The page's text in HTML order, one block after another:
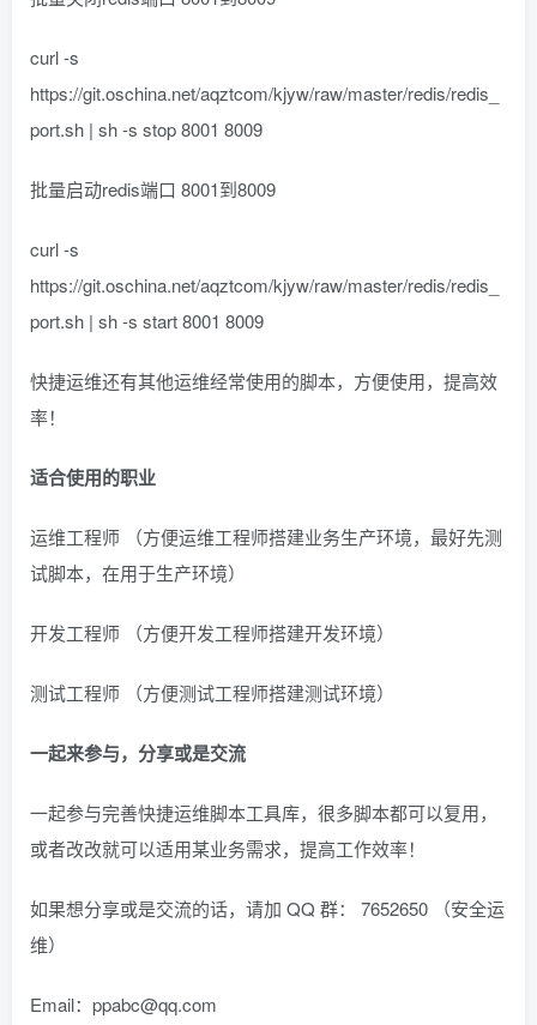
curl -s
https://git.oschina.net/aqztcom/kjyw/raw/master/redis/redis_
port.sh | sh -s stop 8001 8009
批量启动redis端口 8001到8009
curl -s
https://git.oschina.net/aqztcom/kjyw/raw/master/redis/redis_
port.sh | sh -s start 8001 8009
快捷运维还有其他运维经常使用的脚本，方便使用，提高效
率！
适合使用的职业
运维工程师 （方便运维工程师搭建业务生产环境，最好先测
试脚本，在用于生产环境）
开发工程师 （方便开发工程师搭建开发环境）
测试工程师 （方便测试工程师搭建测试环境）
一起来参与，分享或是交流
一起参与完善快捷运维脚本工具库，很多脚本都可以复用，
或者改改就可以适用某业务需求，提高工作效率！
如果想分享或是交流的话，请加 QQ 群： 7652650 （安全运
维）
Email：ppabc@qq.com